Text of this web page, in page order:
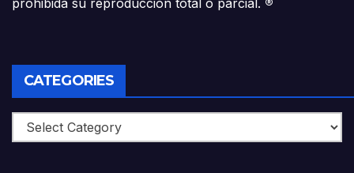
CATEGORIES
Categories